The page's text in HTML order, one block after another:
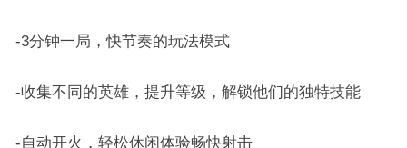
-3分钟一局，快节奏的玩法模式
-收集不同的英雄，提升等级，解锁他们的独特技能
-自动开火，轻松休闲体验畅快射击